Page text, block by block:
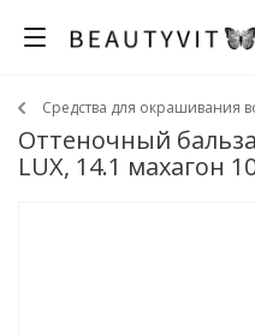
Средства для окрашивания
Оттеночный
LUX, 14.1 махагон